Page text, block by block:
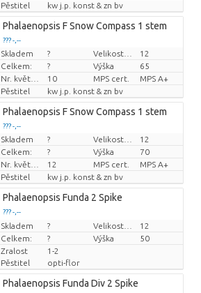
Pěstitel
kw j.p. konst & zn bv
Phalaenopsis F Snow Compass 1 stem
??? -,--
Cena za kus
Skladem ?
12
Celkem:
? Výška
65
Nr. květináč
10 MPS cert.
MPS A+
Pěstitel
kw j.p. konst & zn bv
Phalaenopsis F Snow Compass 1 stem
??? -,--
Cena za kus
Skladem ?
12
Celkem:
? Výška
70
Nr. květináč
12 MPS cert.
MPS A+
Pěstitel
kw j.p. konst & zn bv
Phalaenopsis Funda 2 Spike
??? -,--
Cena za kus
Skladem ?
12
Celkem:
? Výška
50
Zralost
1-2
Pěstitel
opti-flor
Phalaenopsis Funda Div 2 Spike